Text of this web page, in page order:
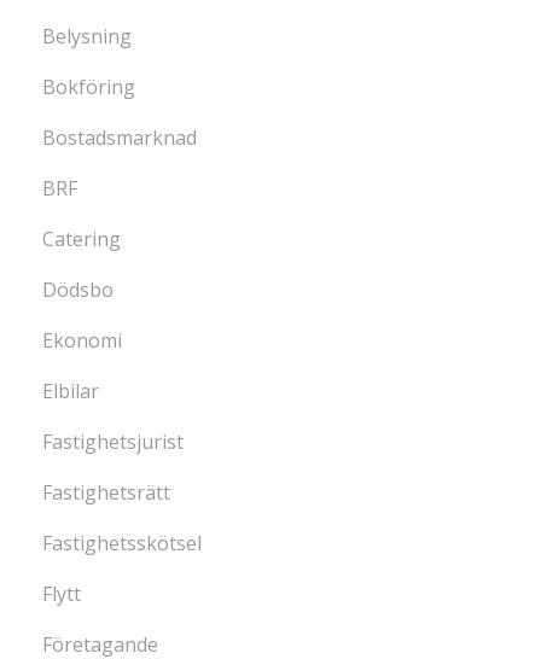
Belysning
Bokföring
Bostadsmarknad
BRF
Catering
Dödsbo
Ekonomi
Elbilar
Fastighetsjurist
Fastighetsrätt
Fastighetsskötsel
Flytt
Företagande